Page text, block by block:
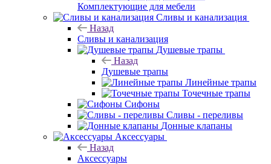
Комплектующие для мебели
Сливы и канализация
Назад
Сливы и канализация
Душевые трапы
Назад
Душевые трапы
Линейные трапы
Точечные трапы
Сифоны
Сливы - переливы
Донные клапаны
Аксессуары
Назад
Аксессуары